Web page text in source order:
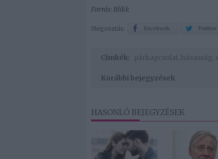
Forrás: Blikk
Megosztás: Facebook Twitter
Címkék: párkapcsolat házasság
Korábbi bejegyzések
HASONLÓ BEJEGYZÉSEK